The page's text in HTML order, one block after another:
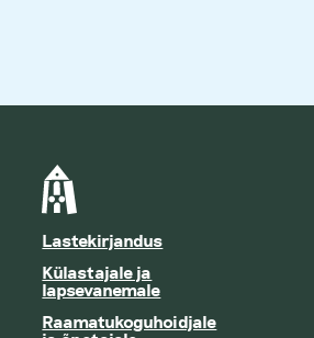
Lastekirjandus
Külastajale ja
lapsevanemale
Raamatukoguhoidjale